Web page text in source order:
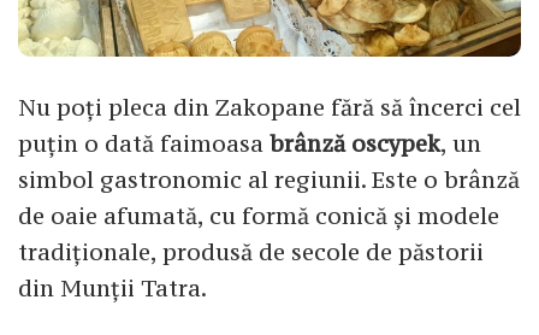
Nu poți pleca din Zakopane fără să încerci cel
puțin o dată faimoasa brânză oscypek, un
simbol gastronomic al regiunii. Este o brânză
de oaie afumată, cu formă conică și modele
tradiționale, produsă de secole de păstorii
din Munții Tatra.